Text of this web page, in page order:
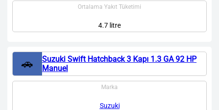
Ortalama Yakıt Tüketimi
4.7 litre
🚗
Suzuki Swift Hatchback 3 Kapı 1.3 GA 92 HP
Manuel
Marka
Suzuki